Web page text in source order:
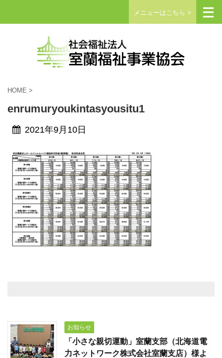
メニューはこちら >
HOME >
enrumuryoukintasyousitu1
2021年9月10日
お知らせ
「小さな親切運動」室蘭支部（北海道電
力ネットワーク株式会社室蘭支店）様よ